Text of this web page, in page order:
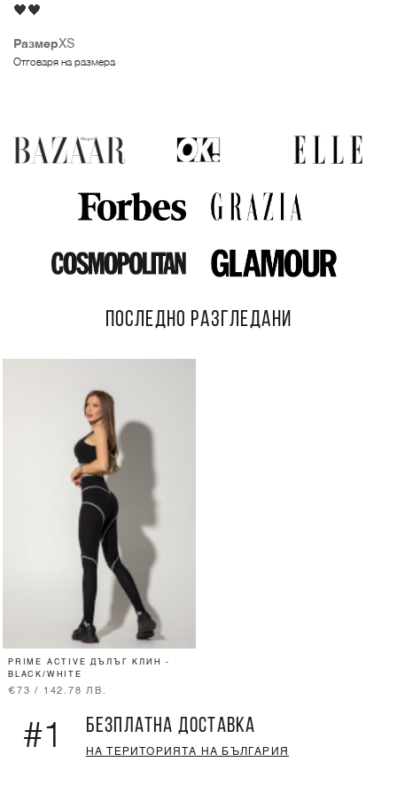
РазмерXS
Отговаря на размера
🖤🖤
ПОСЛЕДНО РАЗГЛЕДАНИ
PRIME ACTIVE ДЪЛЪГ КЛИН -
BLACK/WHITE
€73 / 142.78 ЛВ.
#1 БЕЗПЛАТНА ДОСТАВКА
НА ТЕРИТОРИЯТА НА БЪЛГАРИЯ